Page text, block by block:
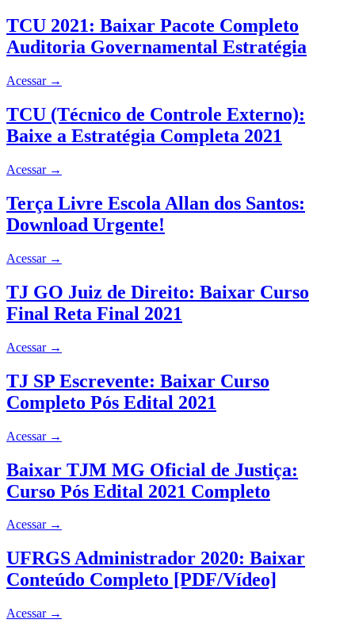
TCU 2021: Baixar Pacote Completo
Auditoria Governamental Estratégia
Acessar →
TCU (Técnico de Controle Externo):
Baixe a Estratégia Completa 2021
Acessar →
Terça Livre Escola Allan dos Santos:
Download Urgente!
Acessar →
TJ GO Juiz de Direito: Baixar Curso
Final Reta Final 2021
Acessar →
TJ SP Escrevente: Baixar Curso
Completo Pós Edital 2021
Acessar →
Baixar TJM MG Oficial de Justiça:
Curso Pós Edital 2021 Completo
Acessar →
UFRGS Administrador 2020: Baixar
Conteúdo Completo [PDF/Vídeo]
Acessar →